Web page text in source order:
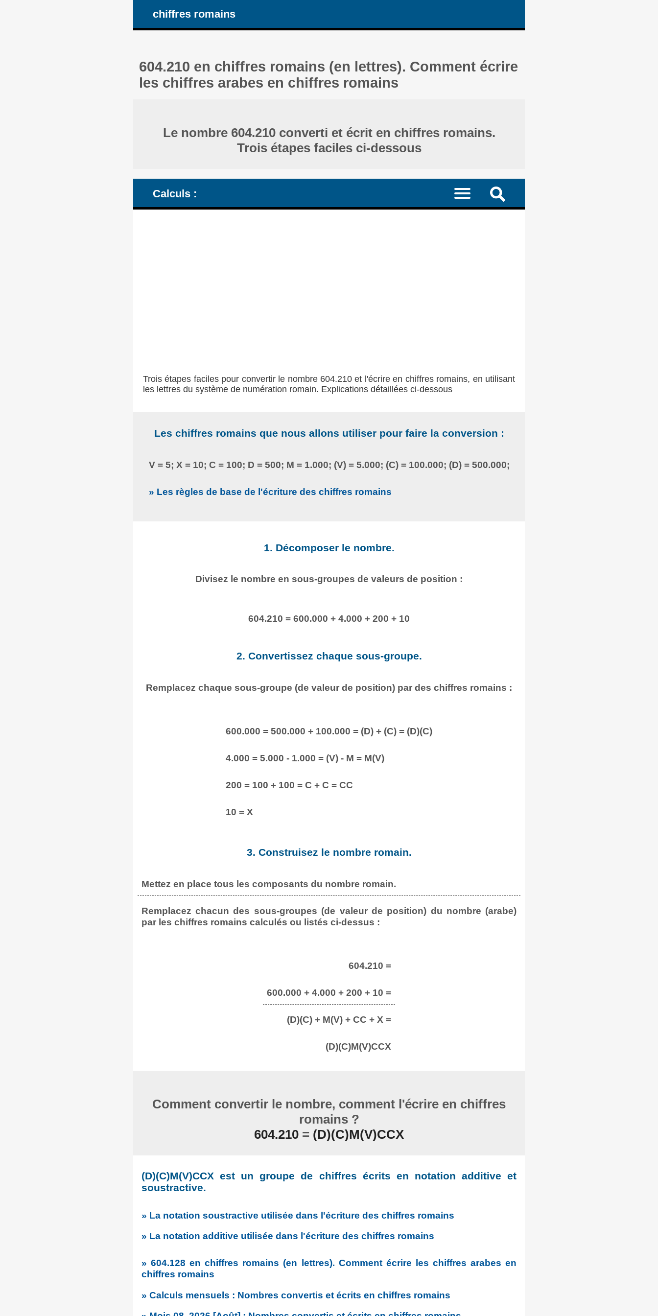
chiffres romains
604.210 en chiffres romains (en lettres). Comment écrire
les chiffres arabes en chiffres romains
Le nombre 604.210 converti et écrit en chiffres romains.
Trois étapes faciles ci-dessous
Calculs :
Trois étapes faciles pour convertir le nombre 604.210 et l'écrire en chiffres romains, en utilisant
les lettres du système de numération romain. Explications détaillées ci-dessous
Les chiffres romains que nous allons utiliser pour faire la conversion :
V = 5; X = 10; C = 100; D = 500; M = 1.000; (V) = 5.000; (C) = 100.000; (D) = 500.000;
» Les règles de base de l'écriture des chiffres romains
1. Décomposer le nombre.
Divisez le nombre en sous-groupes de valeurs de position :
604.210 = 600.000 + 4.000 + 200 + 10
2. Convertissez chaque sous-groupe.
Remplacez chaque sous-groupe (de valeur de position) par des chiffres romains :
600.000 = 500.000 + 100.000 = (D) + (C) = (D)(C)
4.000 = 5.000 - 1.000 = (V) - M = M(V)
200 = 100 + 100 = C + C = CC
10 = X
3. Construisez le nombre romain.
Mettez en place tous les composants du nombre romain.
Remplacez chacun des sous-groupes (de valeur de position) du nombre (arabe)
par les chiffres romains calculés ou listés ci-dessus :
604.210 =
600.000 + 4.000 + 200 + 10 =
(D)(C) + M(V) + CC + X =
(D)(C)M(V)CCX
Comment convertir le nombre, comment l'écrire en chiffres
romains ?
604.210 = (D)(C)M(V)CCX
(D)(C)M(V)CCX est un groupe de chiffres écrits en notation additive et
soustractive.
» La notation soustractive utilisée dans l'écriture des chiffres romains
» La notation additive utilisée dans l'écriture des chiffres romains
» 604.128 en chiffres romains (en lettres). Comment écrire les chiffres arabes en
chiffres romains
» Calculs mensuels : Nombres convertis et écrits en chiffres romains